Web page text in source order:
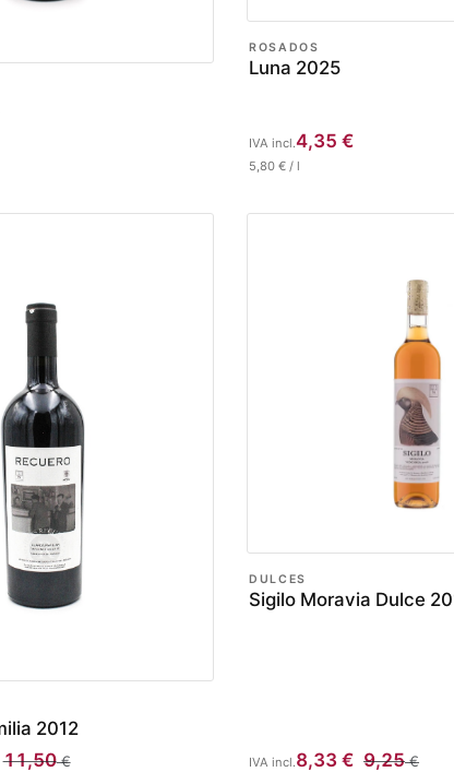
ROSADOS
Luna 2025
4,35 €
IVA incl.
5,80 € / l
2012
11,50€
DULCES
Sigilo Moravia Dulce
8,33 € 9,25€
IVA incl.